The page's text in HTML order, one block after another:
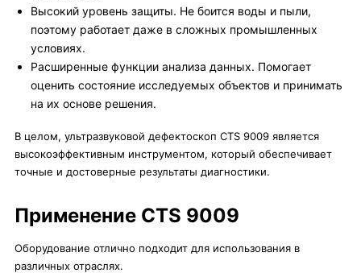
Высокий уровень защиты. Не боится воды и пыли,
поэтому работает даже в сложных промышленных
условиях.
Расширенные функции анализа данных. Помогает
оценить состояние исследуемых объектов и принимать
на их основе решения.
В целом, ультразвуковой дефектоскоп CTS 9009 является
высокоэффективным инструментом, который обеспечивает
точные и достоверные результаты диагностики.
Применение CTS 9009
Оборудование отлично подходит для использования в
различных отраслях.